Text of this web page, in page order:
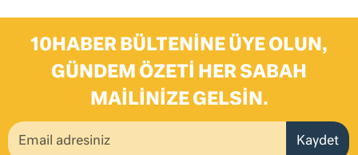
10HABER BÜLTENINE ÜYE OLUN,
GÜNDEM ÖZETI HER SABAH
MAILINIZE GELSIN.
Kaydet